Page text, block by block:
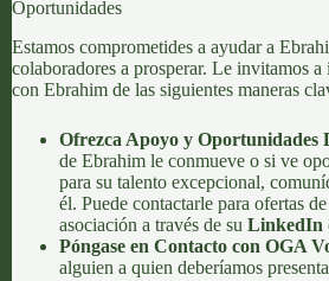
Oportunidades
Estamos comprometides a ayudar a
colaboradores a prosperar. Le invitamos
con Ebrahim de las siguientes maneras
Ofrezca Apoyo y Oportunidades
de Ebrahim le conmueve o si ve
para su talento excepcional,
él. Puede contactarle para ofertas
asociación a través de su LinkedIn
Póngase en Contacto con OGA
alguien a quien deberíamos